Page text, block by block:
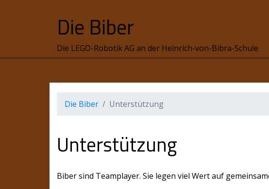
Die Biber
Die LEGO-Robotik AG an der Heinrich-von-Bibra-Schule
Die Biber Unterstützung
Unterstützung
Biber sind Teamplayer. Sie legen viel Wert auf